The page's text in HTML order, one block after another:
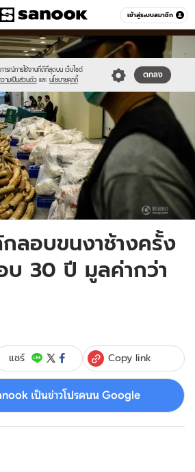
เข้าสู่ระบบสมาชิก
หมวดอื่นๆ
การณ์การใช้งานที่ดีที่สุดบน เว็บไซต์
วามเป็นส่วนตัว และ นโยบายคุกกี้
ตกลง
logo-
2680710/c1.jpg
ลอบขนงาช้างครั้ง
บ 30 ปี มูลค่ากว่า
แชร์ Copy link
เป็นข่าวโปรดบน Google